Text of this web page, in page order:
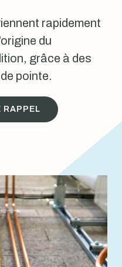
rapidement
du
grâce à des
pointe.
RAPPEL